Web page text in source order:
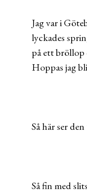
Jag var i
lyckades
på ett bröllop
Hoppas jag
Så här ser
Så fin med